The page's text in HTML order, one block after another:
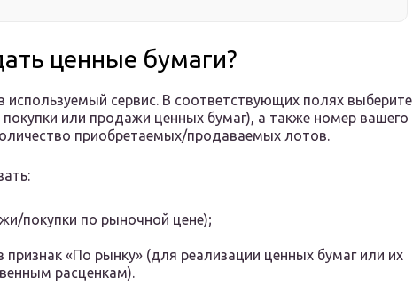
ценные бумаги?
используемый сервис. В соответствующих полях выберите
или продажи ценных бумаг), а также номер вашего
приобретаемых/продаваемых лотов.
покупки по рыночной цене);
«По рынку» (для реализации ценных бумаг или их
расценкам).